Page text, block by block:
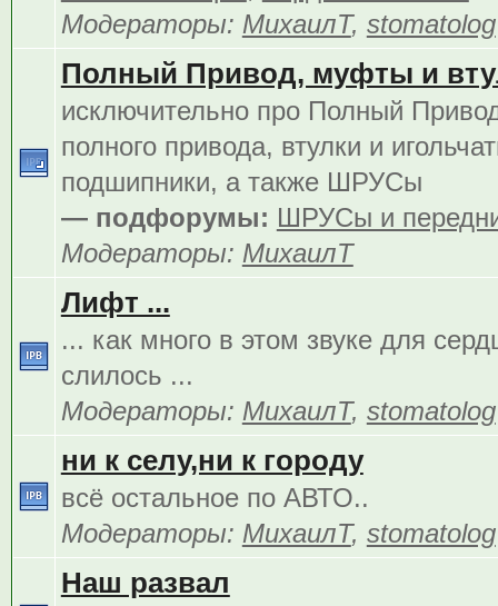
Модераторы: МихаилТ, stomatolog
Полный Привод, муфты и
исключительно про Полный
полного привода, втулки и
подшипники, а также ШРУСы
— подфорумы: ШРУСы и
Модераторы: МихаилТ
Лифт ...
... как много в этом звуке для
слилось ...
Модераторы: МихаилТ, stomatolog
ни к селу,ни к городу
всё остальное по АВТО..
Модераторы: МихаилТ, stomatolog
Наш развал